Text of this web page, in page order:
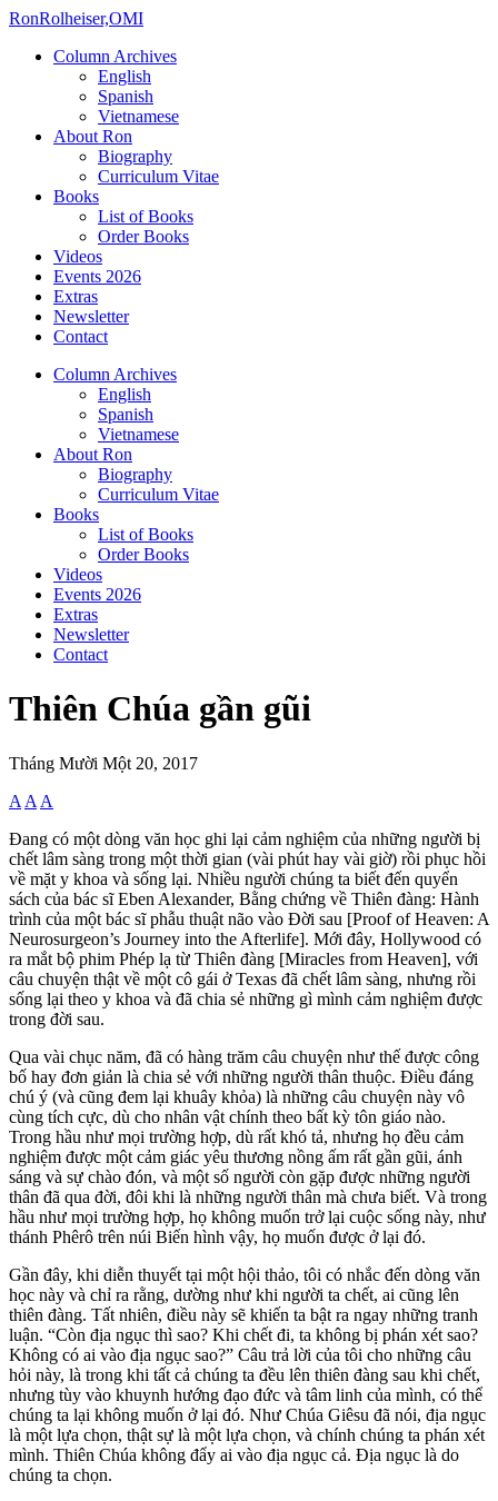
RonRolheiser,OMI
Column Archives
English
Spanish
Vietnamese
About Ron
Biography
Curriculum Vitae
Books
List of Books
Order Books
Videos
Events 2026
Extras
Newsletter
Contact
Column Archives
English
Spanish
Vietnamese
About Ron
Biography
Curriculum Vitae
Books
List of Books
Order Books
Videos
Events 2026
Extras
Newsletter
Contact
Thiên Chúa gần gũi
Tháng Mười Một 20, 2017
A A A
Đang có một dòng văn học ghi lại cảm nghiệm của những người bị
chết lâm sàng trong một thời gian (vài phút hay vài giờ) rồi phục hồi
về mặt y khoa và sống lại. Nhiều người chúng ta biết đến quyển
sách của bác sĩ Eben Alexander, Bằng chứng về Thiên đàng: Hành
trình của một bác sĩ phẫu thuật não vào Đời sau [Proof of Heaven: A
Neurosurgeon’s Journey into the Afterlife]. Mới đây, Hollywood có
ra mắt bộ phim Phép lạ từ Thiên đàng [Miracles from Heaven], với
câu chuyện thật về một cô gái ở Texas đã chết lâm sàng, nhưng rồi
sống lại theo y khoa và đã chia sẻ những gì mình cảm nghiệm được
trong đời sau.
Qua vài chục năm, đã có hàng trăm câu chuyện như thế được công
bố hay đơn giản là chia sẻ với những người thân thuộc. Điều đáng
chú ý (và cũng đem lại khuây khỏa) là những câu chuyện này vô
cùng tích cực, dù cho nhân vật chính theo bất kỳ tôn giáo nào.
Trong hầu như mọi trường hợp, dù rất khó tả, nhưng họ đều cảm
nghiệm được một cảm giác yêu thương nồng ấm rất gần gũi, ánh
sáng và sự chào đón, và một số người còn gặp được những người
thân đã qua đời, đôi khi là những người thân mà chưa biết. Và trong
hầu như mọi trường hợp, họ không muốn trở lại cuộc sống này, như
thánh Phêrô trên núi Biến hình vậy, họ muốn được ở lại đó.
Gần đây, khi diễn thuyết tại một hội thảo, tôi có nhắc đến dòng văn
học này và chỉ ra rằng, dường như khi người ta chết, ai cũng lên
thiên đàng. Tất nhiên, điều này sẽ khiến ta bật ra ngay những tranh
luận. “Còn địa ngục thì sao? Khi chết đi, ta không bị phán xét sao?
Không có ai vào địa ngục sao?” Câu trả lời của tôi cho những câu
hỏi này, là trong khi tất cả chúng ta đều lên thiên đàng sau khi chết,
nhưng tùy vào khuynh hướng đạo đức và tâm linh của mình, có thể
chúng ta lại không muốn ở lại đó. Như Chúa Giêsu đã nói, địa ngục
là một lựa chọn, thật sự là một lựa chọn, và chính chúng ta phán xét
mình. Thiên Chúa không đẩy ai vào địa ngục cả. Địa ngục là do
chúng ta chọn.